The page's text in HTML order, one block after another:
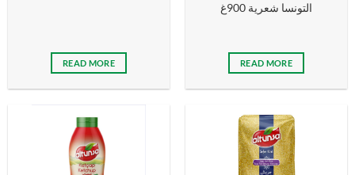
READ MORE
التونسا شعرية 900غ
READ MORE